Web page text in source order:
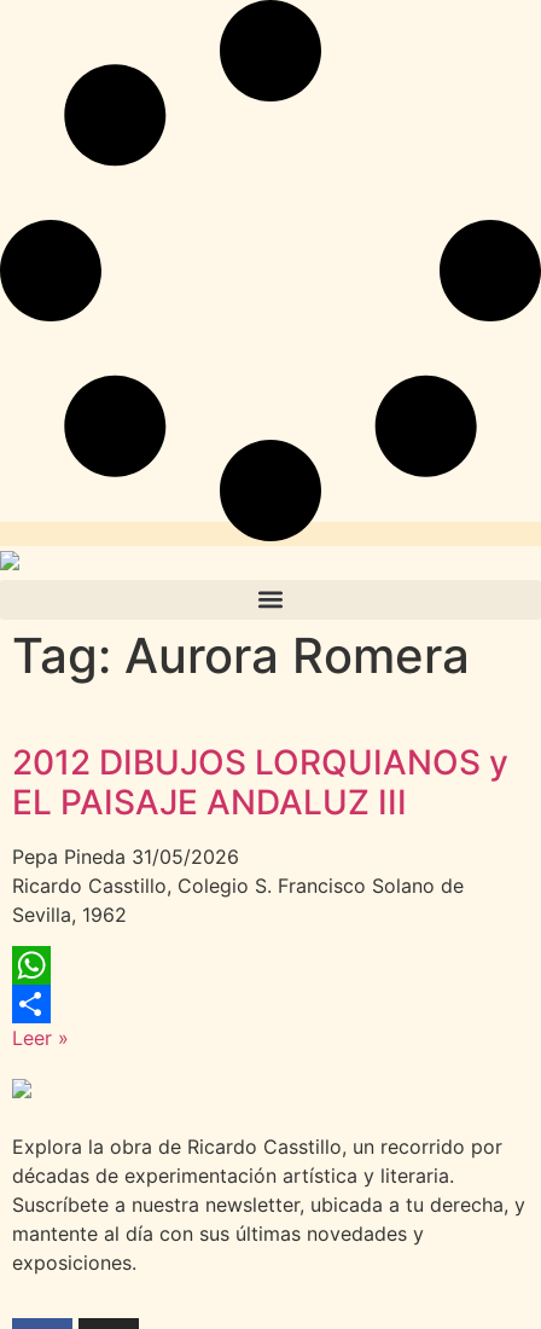
Tag: Aurora Romera
2012 DIBUJOS LORQUIANOS y
EL PAISAJE ANDALUZ III
Pepa Pineda 31/05/2026
Ricardo Casstillo, Colegio S. Francisco Solano de
Sevilla, 1962
WhatsApp
Compartir
Leer »
Explora la obra de Ricardo Casstillo, un recorrido por
décadas de experimentación artística y literaria.
Suscríbete a nuestra newsletter, ubicada a tu derecha, y
mantente al día con sus últimas novedades y
exposiciones.